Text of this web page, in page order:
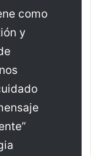
como
y